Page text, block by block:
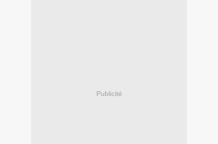
Publicité